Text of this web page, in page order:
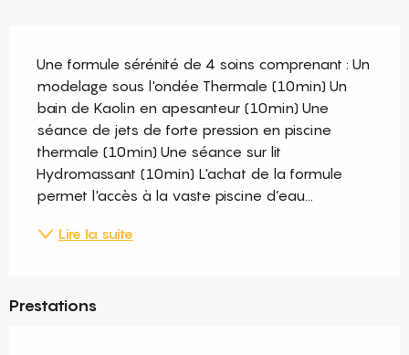
Une formule sérénité de 4 soins comprenant : Un
modelage sous l'ondée Thermale (10min) Un
bain de Kaolin en apesanteur (10min) Une
séance de jets de forte pression en piscine
thermale (10min) Une séance sur lit
Hydromassant (10min) L'achat de la formule
permet l'accès à la vaste piscine d’eau...
Lire la suite
Prestations